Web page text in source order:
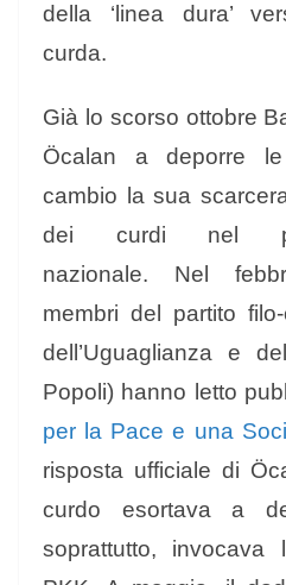
della ‘linea dura’
curda.
Già lo scorso ottobre
Öcalan a deporre
cambio la sua
dei curdi nel
nazionale. Nel
membri del partito
dell’Uguaglianza e
Popoli) hanno letto
per la Pace e una
risposta ufficiale di
curdo esortava a
soprattutto, invocava